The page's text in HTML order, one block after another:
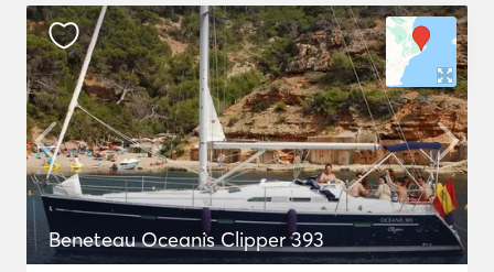
Beneteau Oceanis Clipper 393